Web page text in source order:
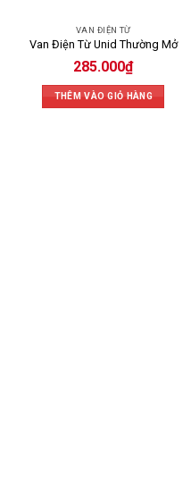
VAN ĐIỆN TỪ
Van Điện Từ Unid Thường Mở
285.000₫
THÊM VÀO GIỎ HÀNG